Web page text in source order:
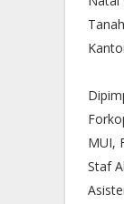
MUI,
Staf